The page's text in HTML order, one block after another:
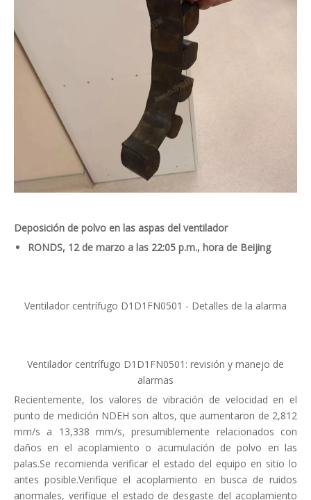
Deposición de polvo en las aspas del ventilador
RONDS, 12 de marzo a las 22:05 p.m., hora de Beijing
Ventilador centrífugo D1D1FN0501 - Detalles de la alarma
Ventilador centrífugo D1D1FN0501: revisión y manejo de
alarmas
Recientemente, los valores de vibración de velocidad en el
punto de medición NDEH son altos, que aumentaron de 2,812
mm/s a 13,338 mm/s, presumiblemente relacionados con
daños en el acoplamiento o acumulación de polvo en las
palas.Se recomienda verificar el estado del equipo en sitio lo
antes posible.Verifique el acoplamiento en busca de ruidos
anormales, verifique el estado de desgaste del acoplamiento